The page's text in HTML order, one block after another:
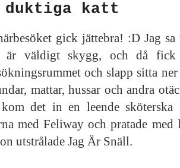
duktiga katt
gick jättebra! :D Jag
är väldigt skygg, och då
och slapp sitta
mattar, hussar och andra
det in en leende sköterska
med Feliway och pratade
utstrålade Jag Är Snäll.